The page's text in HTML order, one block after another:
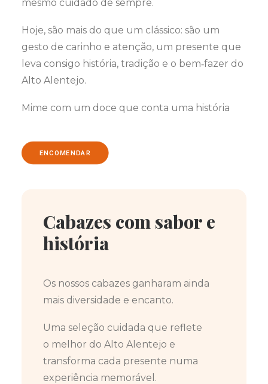
mesmo cuidado de sempre.
Hoje, são mais do que um clássico: são um
gesto de carinho e atenção, um presente que
leva consigo história, tradição e o bem‑fazer do
Alto Alentejo.
Mime com um doce que conta uma história
ENCOMENDAR
Cabazes com sabor e
história
Os nossos cabazes ganharam ainda
mais diversidade e encanto.
Uma seleção cuidada que reflete
o melhor do Alto Alentejo e
transforma cada presente numa
experiência memorável.